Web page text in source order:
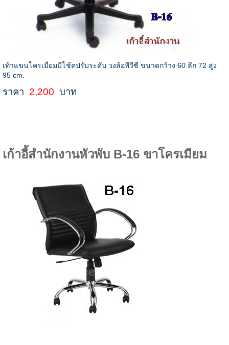
เท้าแขนโครเมี่ยมมีโช้คปรับระดับ วงล้อพีวีซี ขนาดกว้าง 60 ลึก 72 สูง
95 cm.
ราคา 2,200 บาท
เก้าอี้สำนักงานหัวพับ B-16 ขาโครเมียม